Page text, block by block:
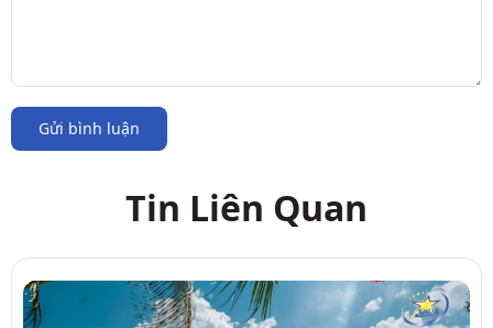
Gửi bình luận
Tin Liên Quan